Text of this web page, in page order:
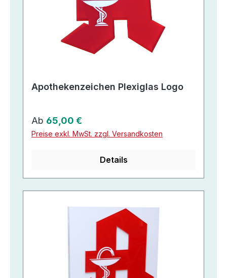
Apothekenzeichen Plexiglas Logo
Regulärer Preis:
Ab 65,00 €
Preise exkl. MwSt. zzgl. Versandkosten
Details